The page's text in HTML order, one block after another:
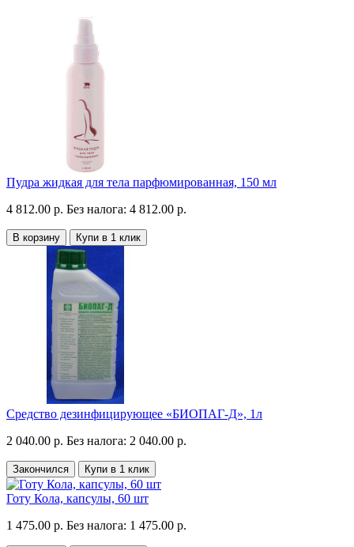
Пудра жидкая для тела парфюмированная, 150 мл
4 812.00 р. Без налога: 4 812.00 р.
В корзину Купи в 1 клик
Средство дезинфицирующее «БИОПАГ-Д», 1л
2 040.00 р. Без налога: 2 040.00 р.
Закончился Купи в 1 клик
Готу Кола, капсулы, 60 шт
1 475.00 р. Без налога: 1 475.00 р.